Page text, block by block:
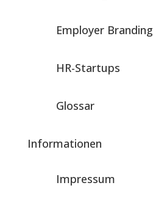
Employer Branding
HR-Startups
Glossar
Informationen
Impressum